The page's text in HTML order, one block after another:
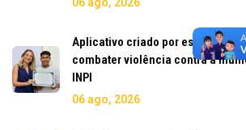
Aplicativo criado por estudante
combater violência contra a
INPI
06 ago, 2026